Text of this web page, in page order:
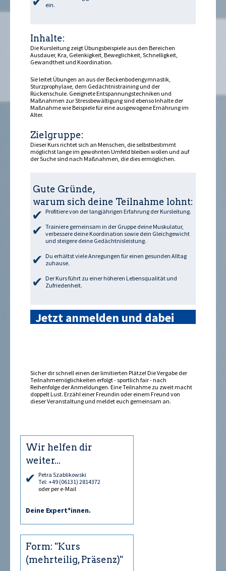
ein.
Inhalte:
Die Kursleitung zeigt Übungsbeispiele aus den Bereichen
Ausdauer, Kraft, Gelenkigkeit, Beweglichkeit, Schnelligkeit,
Gewandtheit und Koordination.
Sie leitet Übungen an aus der Beckenbodengymnastik,
Sturzprophylaxe, dem Gedächtnistraining und der
Rückenschule. Geeignete Entspannungstechniken und
Maßnahmen zur Stressbewältigung sind ebenso Inhalte der
Maßnahme wie Beispiele für eine ausgewogene Ernährung im
Alter.
Zielgruppe:
Dieser Kurs richtet sich an Menschen, die selbstbestimmt
möglichst lange im gewohnten Umfeld bleiben wollen und auf
der Suche sind nach Maßnahmen, die dies ermöglichen.
Gute Gründe,
warum sich deine Teilnahme lohnt:
Profitiere von der langjährigen Erfahrung der Kursleitung.
Trainiere gemeinsam in der Gruppe deine Muskulatur,
verbessere deine Koordination sowie dein Gleichgewicht
und steigere deine Gedächtnisleistung.
Du erhältst viele Anregungen für einen gesunden Alltag
zuhause.
Der Kurs führt zu einer höheren Lebensqualität und
Zufriedenheit.
Jetzt anmelden und dabei
Sicher dir schnell einen der limitierten Plätze! Die Vergabe der
Teilnahmemöglichkeiten erfolgt - sportlich fair - nach
Reihenfolge der Anmeldungen. Eine Teilnahme zu zweit macht
doppelt Lust. Erzähl einer Freundin oder einem Freund von
dieser Veranstaltung und meldet euch gemeinsam an.
Wir helfen dir
weiter...
Petra Szablikowski
Tel: +49 (06131) 2814372
oder per e-Mail
Deine Expert*innen.
Form: "Kurs
(mehrteilig, Präsenz)"